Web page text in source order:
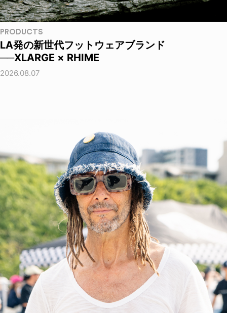
PRODUCTS
LA発の新世代フットウェアブランド
──XLARGE × RHIME
2026.08.07